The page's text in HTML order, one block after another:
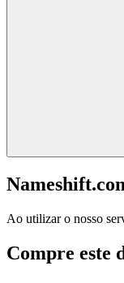
Ao utilizar o nosso
Compre este